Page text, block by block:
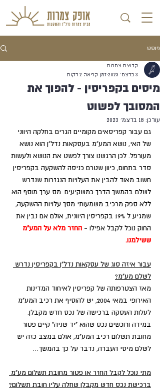
פוסט
מיסים בקפריסין - להפוך את
המסובך לפשוט
קבוצת צמרות
3 בדצמ׳ 2023
זמן קריאה 2 דקות
עודכן: 18 בדצמ׳ 2023
גם עבור קפריסאים מקומיים הגרים בחלקה היווני
של האי, נושא המע"מ בעסקאות נדל"ן הוא נושא
מעורפל. לכן הרגשנו צורך לפשט את הנושא ולעשות
סדר בתחום, כיוון שטרם כניסה להשקעה בקפריסין
חשוב מאוד להבין את העלויות הנגזרות שנדרש
לשלם בהמשך הדרך כמשקיעים. מס ערך מוסף הוא
ללא ספק מרכיב משמעותי מסך עלויות ההשקעה,
שמגיע ל 19% בקפריסין היוונית, אולם אם נבין את
החוק נוכל לקבל אפילו - החזר מלא על המע"מ
ששילמנו.
עבור איזה סוג של עסקאות נדל"ן בקפריסין נדרש
לשלם מע"מ?
מאז הצטרפותה של קפריסין לאיחוד המדינות
האירופי במאי 2004, יש להוסיף את רכיב המע"מ
לעלות העסקה ברכישה של נכס חדש מקבלן.
במידה ורוכשים נכס שהוא "יד שניה" קיים פטור
מחובת תשלום רכיב המע"מ, אולם במצב כזה יש
לשלם מיסי העברה, נדבר על כך בהמשך…
מתי נוכל לקבל החזר או פטור מחובת תשלום מע"מ
ברכישת נכס חדש מקבלן שחלה עליו חובת תשלום?